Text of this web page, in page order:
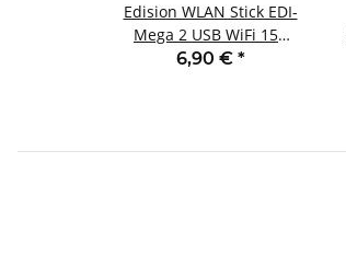
Edision WLAN Stick EDI-
Mega 2 USB WiFi 150
Mbps mit Antenne
6,90 € *